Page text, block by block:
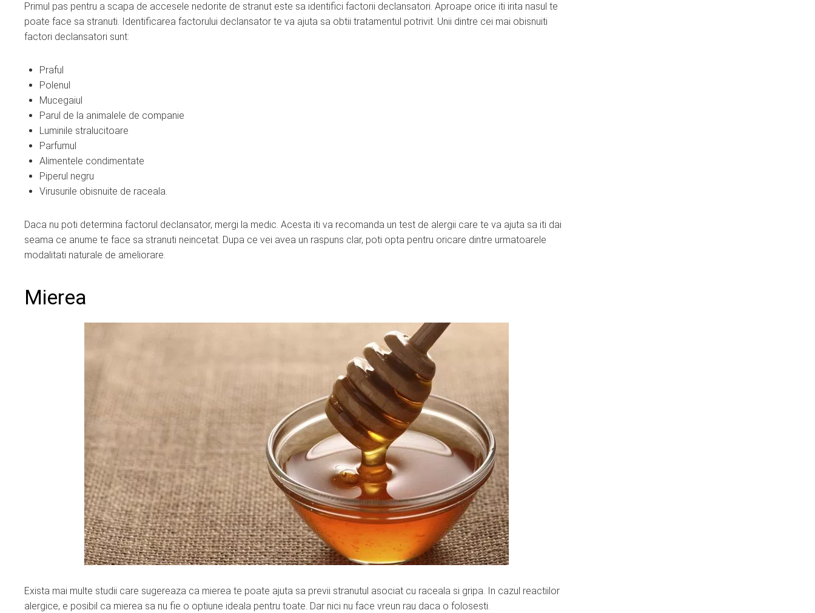
Primul pas pentru a scapa de accesele nedorite de stranut este sa identifici factorii declansatori. Aproape orice iti irita nasul te
poate face sa stranuti. Identificarea factorului declansator te va ajuta sa obtii tratamentul potrivit. Unii dintre cei mai obisnuiti
factori declansatori sunt:
Praful
Polenul
Mucegaiul
Parul de la animalele de companie
Luminile stralucitoare
Parfumul
Alimentele condimentate
Piperul negru
Virusurile obisnuite de raceala.
Daca nu poti determina factorul declansator, mergi la medic. Acesta iti va recomanda un test de alergii care te va ajuta sa iti dai
seama ce anume te face sa stranuti neincetat. Dupa ce vei avea un raspuns clar, poti opta pentru oricare dintre urmatoarele
modalitati naturale de ameliorare.
Mierea
Exista mai multe studii care sugereaza ca mierea te poate ajuta sa previi stranutul asociat cu raceala si gripa. In cazul reactiilor
alergice, e posibil ca mierea sa nu fie o optiune ideala pentru toate. Dar nici nu face vreun rau daca o folosesti.